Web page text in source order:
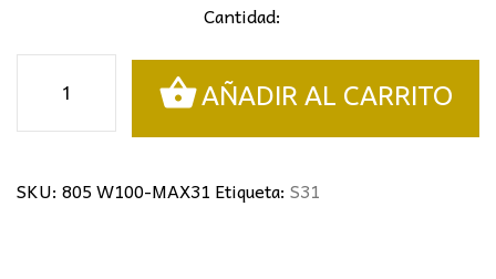
Cantidad:
exterior
rústico
AÑADIR AL CARRITO
SKU: 805 W100-MAX31 Etiqueta: S31